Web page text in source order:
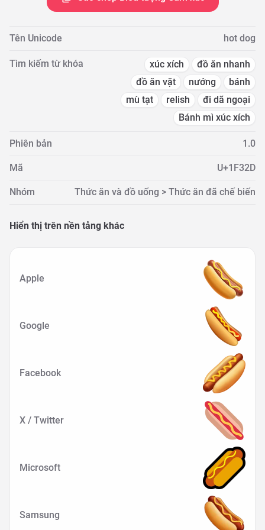
Tên Unicode hot dog
Tìm kiếm từ khóa xúc xích
đồ ăn nhanh
đồ ăn vặt
nướng
bánh
mù tạt
relish
đi dã ngoại
Bánh mì xúc xích
Phiên bản 1.0
Mã U+1F32D
Nhóm Thức ăn và đồ uống > Thức ăn đã chế biến
Hiển thị trên nền tảng khác
Apple
Google
Facebook
X / Twitter
Microsoft
Samsung